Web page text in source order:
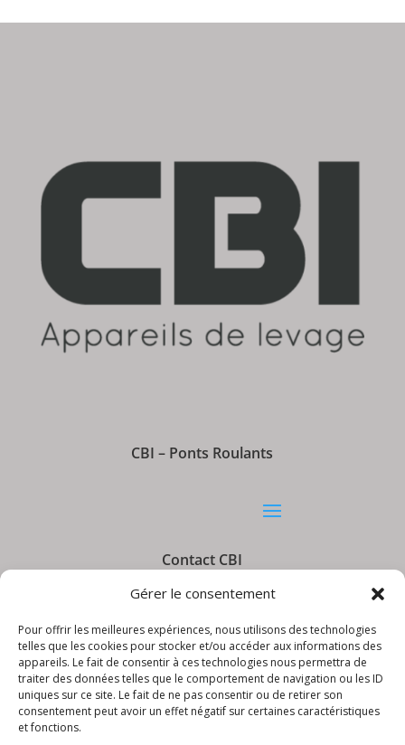
Gérer le consentement
Pour offrir les meilleures expériences, nous utilisons des technologies
telles que les cookies pour stocker et/ou accéder aux informations des
appareils. Le fait de consentir à ces technologies nous permettra de
traiter des données telles que le comportement de navigation ou les ID
uniques sur ce site. Le fait de ne pas consentir ou de retirer son
consentement peut avoir un effet négatif sur certaines caractéristiques
et fonctions.
CBI – Ponts Roulants
Contact CBI
Informations CBI